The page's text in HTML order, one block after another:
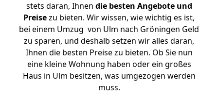
stets daran, Ihnen die besten Angebote und
Preisezu bieten. Wir wissen, wie wichtig es ist,
bei einem Umzug von Ulm nach Gröningen Geld
zu sparen, und deshalb setzen wir alles daran,
Ihnen die besten Preise zu bieten. Ob Sie nun
eine kleine Wohnung haben oder ein großes
Haus in Ulm besitzen, was umgezogen werden
muss.